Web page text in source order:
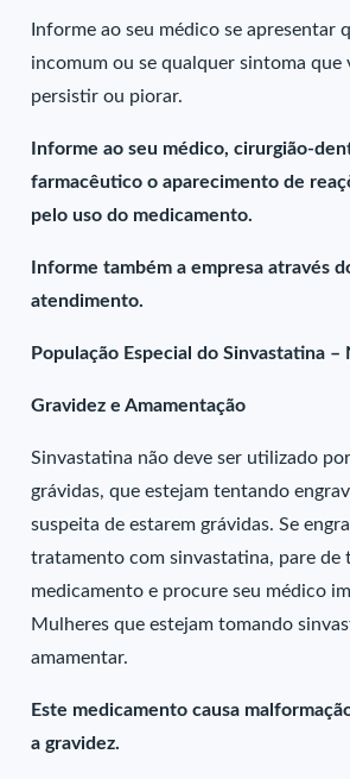
Informe ao seu médico se apresentar
incomum ou se qualquer sintoma que
persistir ou piorar.
Informe ao seu médico, cirurgião-
farmacêutico o aparecimento de
pelo uso do medicamento.
Informe também a empresa através
atendimento.
População Especial do Sinvastatina –
Gravidez e Amamentação
Sinvastatina não deve ser utilizado
grávidas, que estejam tentando
suspeita de estarem grávidas. Se
tratamento com sinvastatina, pare de
medicamento e procure seu médico
Mulheres que estejam tomando
amamentar.
Este medicamento causa
a gravidez.